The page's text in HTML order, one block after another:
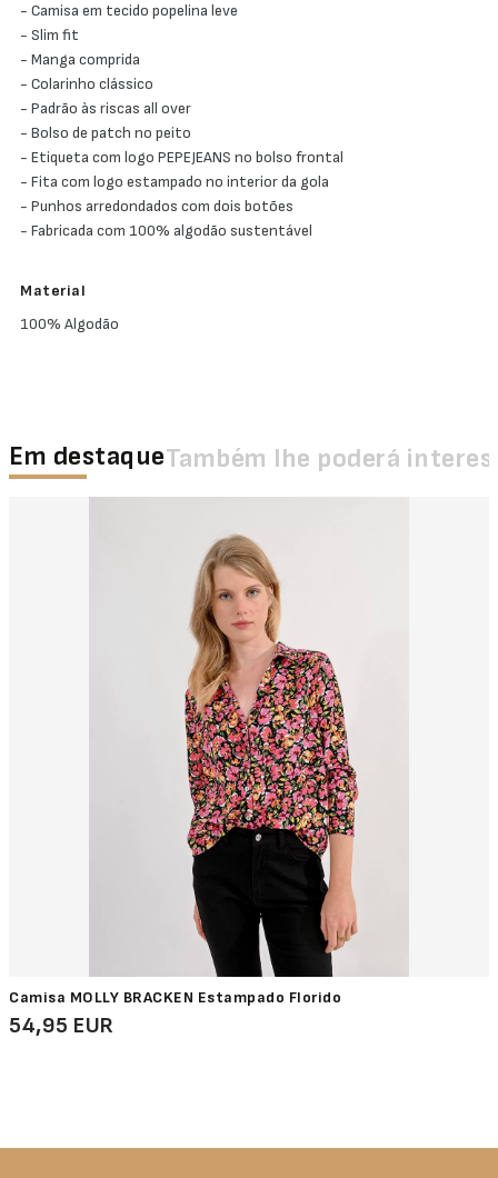
- Camisa em tecido popelina leve
- Slim fit
- Manga comprida
- Colarinho clássico
- Padrão às riscas all over
- Bolso de patch no peito
- Etiqueta com logo PEPEJEANS no bolso frontal
- Fita com logo estampado no interior da gola
- Punhos arredondados com dois botões
- Fabricada com 100% algodão sustentável
Material
100% Algodão
Em destaqueTambém lhe poderá
Camisa MOLLY BRACKEN Estampado Florido
54,95 EUR